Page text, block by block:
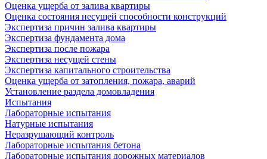
Оценка ущерба от залива квартиры
Оценка состояния несущей способности конструкций
Экспертиза причин залива квартиры
Экспертиза фундамента дома
Экспертиза после пожара
Экспертиза несущей стены
Экспертиза капитального строительства
Оценка ущерба от затопления, пожара, аварий
Установление раздела домовладения
Испытания
Лабораторные испытания
Натурные испытания
Неразрушающий контроль
Лабораторные испытания бетона
Лабораторные испытания дорожных материалов